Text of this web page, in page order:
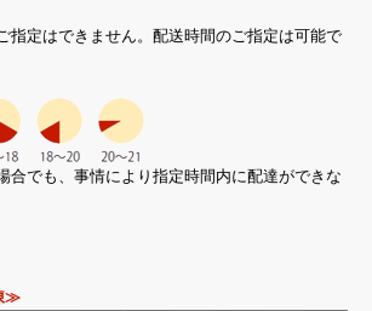
指定はできません。配送時間のご指定は可能で
合でも、事情により指定時間内に配達ができな
≫